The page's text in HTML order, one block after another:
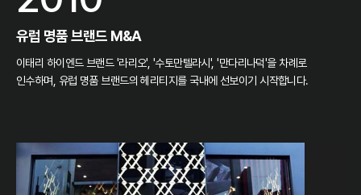
유럽 명품 브랜드 M&A
이태리 하이엔드 브랜드 '라리오', '수토만텔라시', '만다리나덕'을 차례로
인수하며, 유럽 명품 브랜드의 헤리티지를 국내에 선보이기 시작합니다.